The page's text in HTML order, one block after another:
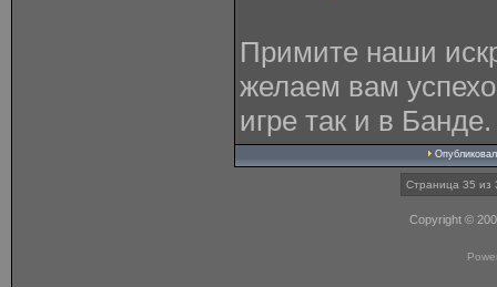
Примите наши
желаем вам
игре так и в Банде.
Страница 35 из
Copyright ©